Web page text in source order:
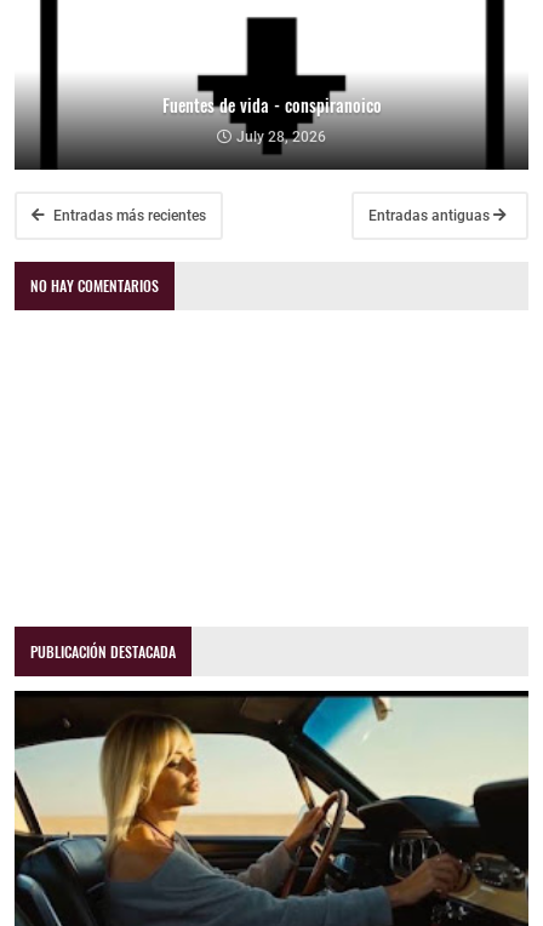
Fuentes de vida - conspiranoico
July 28, 2026
Entradas más recientes Entradas antiguas
NO HAY COMENTARIOS
PUBLICACIÓN DESTACADA